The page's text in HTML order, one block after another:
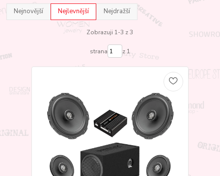
Nejnovější Nejlevnější Nejdražší
Zobrazuji 1-3 z 3
strana z 1